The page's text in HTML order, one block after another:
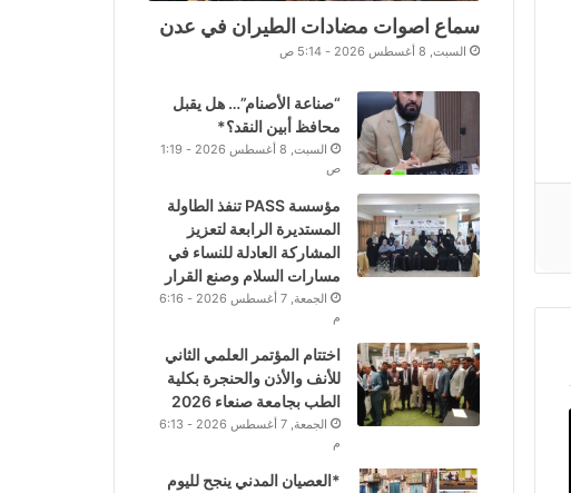
سماع اصوات مضادات الطيران في عدن
السبت, 8 أغسطس 2026 - 5:14 ص
“صناعة الأصنام”… هل يقبل
محافظ أبين النقد؟*
السبت, 8 أغسطس 2026 - 1:19
ص
مؤسسة PASS تنفذ الطاولة
المستديرة الرابعة لتعزيز
المشاركة العادلة للنساء في
مسارات السلام وصنع القرار
الجمعة, 7 أغسطس 2026 - 6:16
م
اختتام المؤتمر العلمي الثاني
للأنف والأذن والحنجرة بكلية
الطب بجامعة صنعاء 2026
الجمعة, 7 أغسطس 2026 - 6:13
م
*العصيان المدني ينجح لليوم